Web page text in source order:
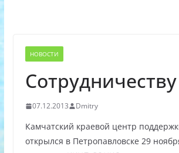
НОВОСТИ
07.12.2013 Dmitry
Камчатский краевой центр
открылся в Петропавловске 29